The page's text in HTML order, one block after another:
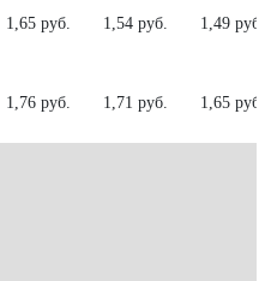
1,65 руб. 1,54 руб. 1,49 руб.
1,76 руб. 1,71 руб. 1,65 руб.